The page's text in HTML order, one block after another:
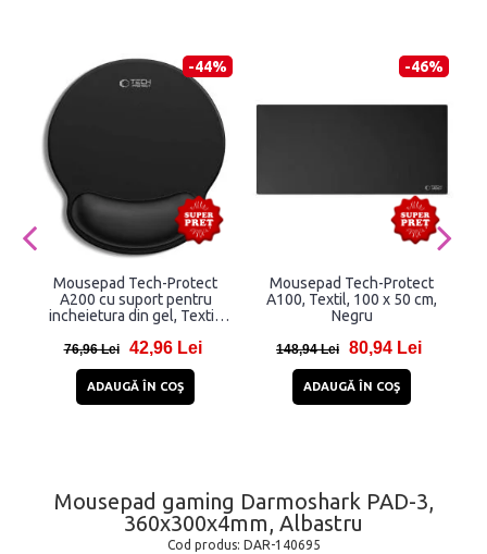
-44%
Mousepad Tech-Protect
A200 cu suport pentru
incheietura din gel, Textil,
76,96 Lei 42,96 Lei
ADAUGĂ ÎN COŞ
-46%
Mousepad Tech-Protect
A100, Textil, 100 x 50 cm,
Negru
148,94 Lei 80,94 Lei
ADAUGĂ ÎN COŞ
Mousepad gaming Darmoshark PAD-3,
360x300x4mm, Albastru
Cod produs: DAR-140695